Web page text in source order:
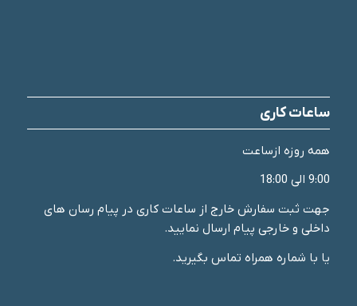
ساعات کاری
همه روزه ازساعت
9:00 الی 18:00
جهت ثبت سفارش خارج از ساعات کاری در پیام رسان های
داخلی و خارجی پیام ارسال نمایید.
یا با شماره همراه تماس بگیرید.